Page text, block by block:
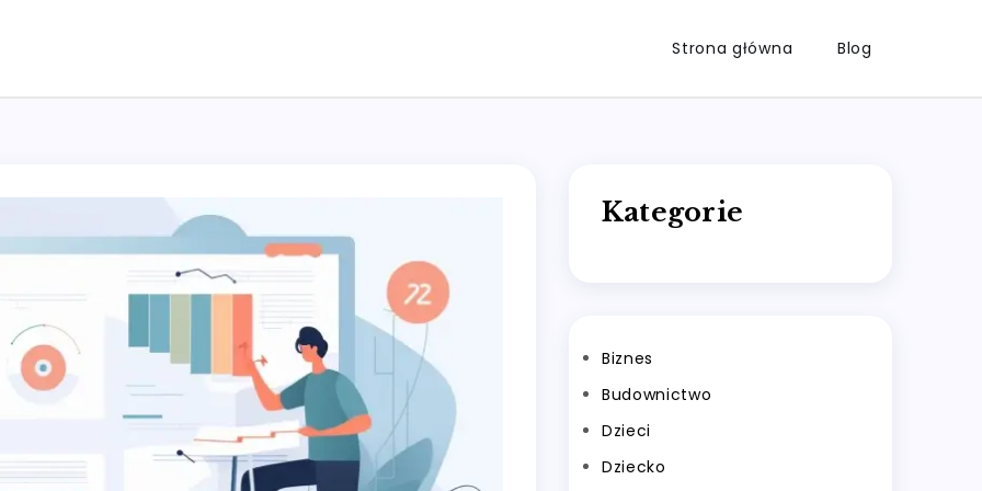
Strona główna Blog
Kategorie
Biznes
Budownictwo
Dzieci
Dziecko